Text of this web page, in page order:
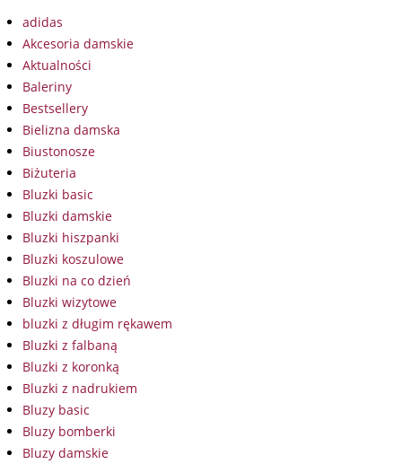
adidas
Akcesoria damskie
Aktualności
Baleriny
Bestsellery
Bielizna damska
Biustonosze
Biżuteria
Bluzki basic
Bluzki damskie
Bluzki hiszpanki
Bluzki koszulowe
Bluzki na co dzień
Bluzki wizytowe
bluzki z długim rękawem
Bluzki z falbaną
Bluzki z koronką
Bluzki z nadrukiem
Bluzy basic
Bluzy bomberki
Bluzy damskie